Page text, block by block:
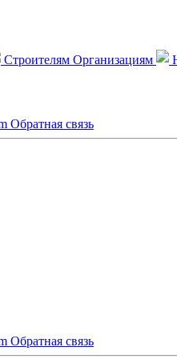
Строителям Организациям
Обратная связь
Обратная связь